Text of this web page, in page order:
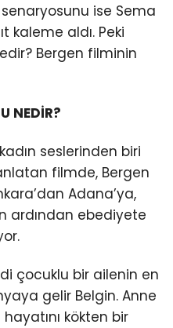
ise Sema
kaleme aldı. Peki
Bergen filminin
NEDİR?
seslerinden biri
filmde, Bergen
Adana’ya,
ardından ebediyete
çocuklu bir ailenin en
gelir Belgin. Anne
kökten bir